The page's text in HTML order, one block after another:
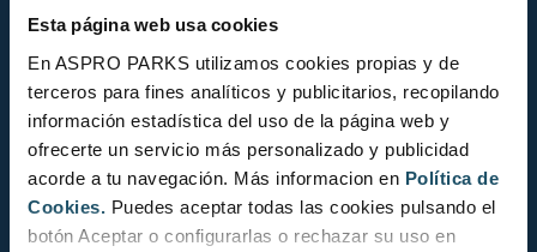
Esta página web usa cookies
En ASPRO PARKS utilizamos cookies propias y de
terceros para fines analíticos y publicitarios, recopilando
información estadística del uso de la página web y
ofrecerte un servicio más personalizado y publicidad
acorde a tu navegación. Más informacion en Política de
Cookies.
Puedes aceptar todas las cookies pulsando el
botón Aceptar o configurarlas o rechazar su uso en